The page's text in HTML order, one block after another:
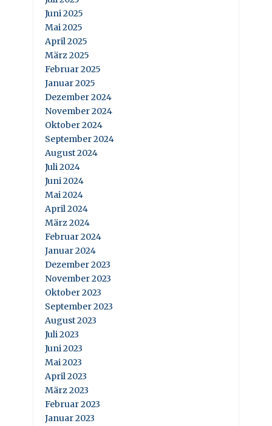
Juni 2025
Mai 2025
April 2025
März 2025
Februar 2025
Januar 2025
Dezember 2024
November 2024
Oktober 2024
September 2024
August 2024
Juli 2024
Juni 2024
Mai 2024
April 2024
März 2024
Februar 2024
Januar 2024
Dezember 2023
November 2023
Oktober 2023
September 2023
August 2023
Juli 2023
Juni 2023
Mai 2023
April 2023
März 2023
Februar 2023
Januar 2023